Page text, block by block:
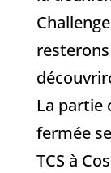
La partie
fermée
TCS à